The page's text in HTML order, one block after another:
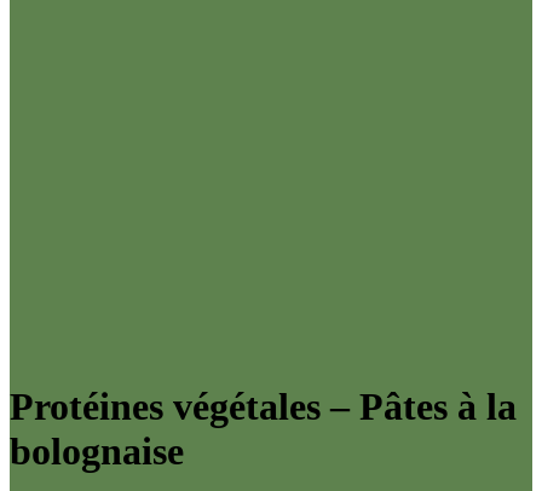
Protéines végétales – Pâtes à la
bolognaise